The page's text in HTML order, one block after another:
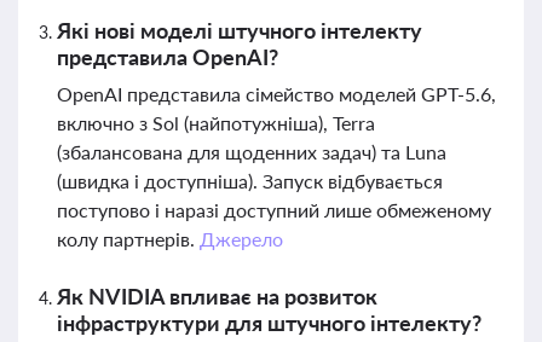
Які нові моделі штучного інтелекту
представила OpenAI?
OpenAI представила сімейство моделей GPT-5.6,
включно з Sol (найпотужніша), Terra
(збалансована для щоденних задач) та Luna
(швидка і доступніша). Запуск відбувається
поступово і наразі доступний лише обмеженому
колу партнерів. Джерело
Як NVIDIA впливає на розвиток
інфраструктури для штучного інтелекту?